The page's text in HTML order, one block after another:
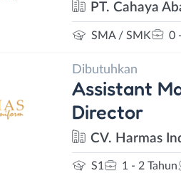
PT. Cahaya
SMA / SMK 0
Dibutuhkan
Assistant
Director
CV. Harmas
S1 1 - 2 Tahun